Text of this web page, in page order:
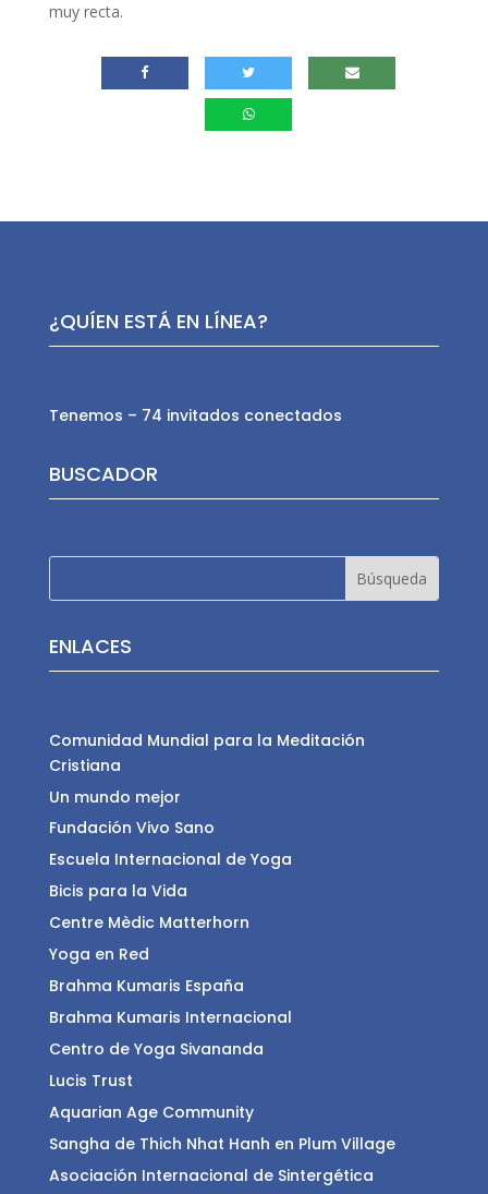
muy recta.
¿QUÍEN ESTÁ EN LÍNEA?
Tenemos – 74 invitados conectados
BUSCADOR
ENLACES
Comunidad Mundial para la Meditación
Cristiana
Un mundo mejor
Fundación Vivo Sano
Escuela Internacional de Yoga
Bicis para la Vida
Centre Mèdic Matterhorn
Yoga en Red
Brahma Kumaris España
Brahma Kumaris Internacional
Centro de Yoga Sivananda
Lucis Trust
Aquarian Age Community
Sangha de Thich Nhat Hanh en Plum Village
Asociación Internacional de Sintergética